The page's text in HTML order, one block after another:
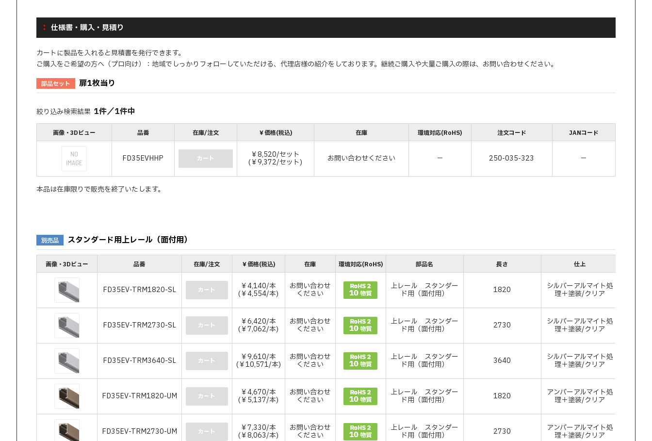
仕様書・購入・見積り
カートに製品を入れると見積書を発行できます。
ご購入をご希望の方へ（プロ向け）：地域でしっかりフォローしていただける、代理店様の紹介をしております。継続ご購入や大量ご購入の際は、お問い合わせください。
部品セット 扉1枚当り
絞り込み検索結果 1件／1件中
画像・3Dビュー 品番 在庫/注文 ￥価格(税込) 在庫 環境対応(RoHS) 注文コード JANコード
FD35EVHHP カート ￥8,520/セット
(￥9,372/セット) お問い合わせください － 250-035-323 －
本品は在庫限りで販売を終了いたします。
別売品 スタンダード用上レール（面付用）
画像・3Dビュー 品番 在庫/注文 ￥価格(税込) 在庫 環境対応(RoHS) 部品名 長さ 仕上
FD35EV-TRM1820-SL カート ￥4,140/本
(￥4,554/本)
お問い合わせ
ください
上レール スタンダー
ド用（面付用） 1820 シルバーアルマイト処
理＋塗装/クリア
FD35EV-TRM2730-SL カート ￥6,420/本
(￥7,062/本)
お問い合わせ
ください
上レール スタンダー
ド用（面付用） 2730 シルバーアルマイト処
理＋塗装/クリア
FD35EV-TRM3640-SL カート ￥9,610/本
(￥10,571/本)
お問い合わせ
ください
上レール スタンダー
ド用（面付用） 3640 シルバーアルマイト処
理＋塗装/クリア
FD35EV-TRM1820-UM カート ￥4,670/本
(￥5,137/本)
お問い合わせ
ください
上レール スタンダー
ド用（面付用） 1820 アンバーアルマイト処
理＋塗装/クリア
FD35EV-TRM2730-UM カート ￥7,330/本
(￥8,063/本)
お問い合わせ
ください
上レール スタンダー
ド用（面付用） 2730 アンバーアルマイト処
理＋塗装/クリア